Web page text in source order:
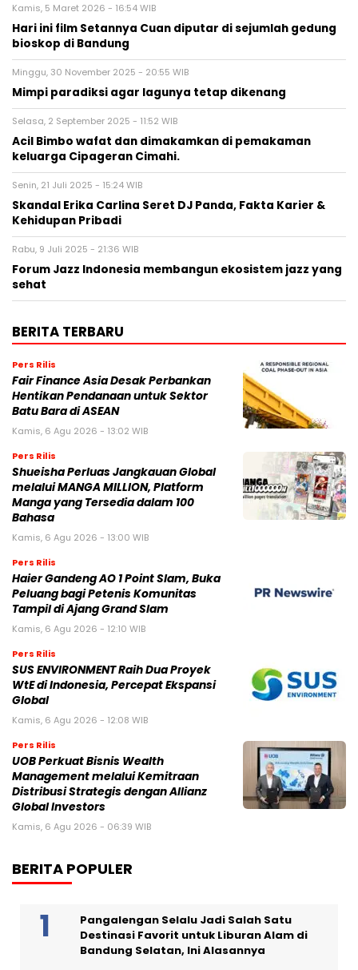
Kamis, 5 Maret 2026 - 16:54 WIB
Hari ini film Setannya Cuan diputar di sejumlah gedung
bioskop di Bandung
Minggu, 30 November 2025 - 20:55 WIB
Mimpi paradiksi agar lagunya tetap dikenang
Selasa, 2 September 2025 - 11:52 WIB
Acil Bimbo wafat dan dimakamkan di pemakaman
keluarga Cipageran Cimahi.
Senin, 21 Juli 2025 - 15:24 WIB
Skandal Erika Carlina Seret DJ Panda, Fakta Karier &
Kehidupan Pribadi
Rabu, 9 Juli 2025 - 21:36 WIB
Forum Jazz Indonesia membangun ekosistem jazz yang
sehat
BERITA TERBARU
Pers Rilis
Fair Finance Asia Desak Perbankan
Hentikan Pendanaan untuk Sektor
Batu Bara di ASEAN
Kamis, 6 Agu 2026 - 13:02 WIB
Pers Rilis
Shueisha Perluas Jangkauan Global
melalui MANGA MILLION, Platform
Manga yang Tersedia dalam 100
Bahasa
Kamis, 6 Agu 2026 - 13:00 WIB
Pers Rilis
Haier Gandeng AO 1 Point Slam, Buka
Peluang bagi Petenis Komunitas
Tampil di Ajang Grand Slam
Kamis, 6 Agu 2026 - 12:10 WIB
Pers Rilis
SUS ENVIRONMENT Raih Dua Proyek
WtE di Indonesia, Percepat Ekspansi
Global
Kamis, 6 Agu 2026 - 12:08 WIB
Pers Rilis
UOB Perkuat Bisnis Wealth
Management melalui Kemitraan
Distribusi Strategis dengan Allianz
Global Investors
Kamis, 6 Agu 2026 - 06:39 WIB
BERITA POPULER
Pangalengan Selalu Jadi Salah Satu
Destinasi Favorit untuk Liburan Alam di
Bandung Selatan, Ini Alasannya